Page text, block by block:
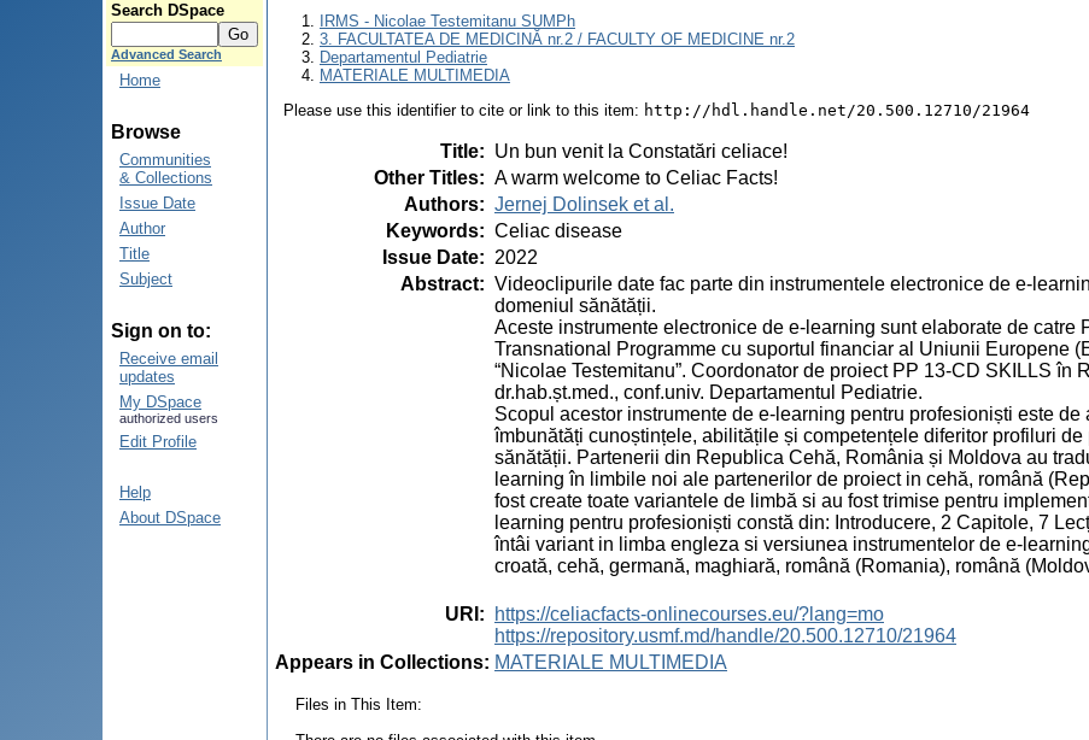
Search DSpace
Advanced Search
Home
Browse
Communities
& Collections
Issue Date
Author
Title
Subject
Sign on to:
Receive email
updates
My DSpace
authorized users
Edit Profile
Help
About DSpace
IRMS - Nicolae Testemitanu SUMPh
3. FACULTATEA DE MEDICINĂ nr.2 / FACULTY OF MEDICINE nr.2
Departamentul Pediatrie
MATERIALE MULTIMEDIA
Please use this identifier to cite or link to this item: http://hdl.handle.net/20.500.12710/21964
Title: Un bun venit la Constatări celiace!
Other Titles: A warm welcome to Celiac Facts!
Authors: Jernej Dolinsek et al.
Keywords: Celiac disease
Issue Date: 2022
Abstract: Videoclipurile date fac parte din instrumentele electronice de e-
domeniul sănătății.
Aceste instrumente electronice de e-learning sunt elaborate de catre
Transnational Programme cu suportul financiar al Uniunii Europene
“Nicolae Testemitanu”. Coordonator de proiect PP 13-CD SKILLS în
dr.hab.șt.med., conf.univ. Departamentul Pediatrie.
Scopul acestor instrumente de e-learning pentru profesioniști este
îmbunătăți cunoștințele, abilitățile și competențele diferitor profiluri
sănătății. Partenerii din Republica Cehă, România și Moldova au
learning în limbile noi ale partenerilor de proiect in cehă, română
fost create toate variantele de limbă si au fost trimise pentru
learning pentru profesioniști constă din: Introducere, 2 Capitole, 7
întâi variant in limba engleza si versiunea instrumentelor de e-
croată, cehă, germană, maghiară, română (Romania), română
URI :
https://celiacfacts-onlinecourses.eu/?lang=mo
https://repository.usmf.md/handle/20.500.12710/21964
Appears in Collections: MATERIALE MULTIMEDIA
Files in This Item: